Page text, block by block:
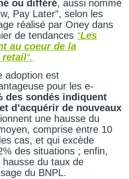
ou différé, aussi nommé
Pay Later”, selon les
réalisé par Oney dans
de tendances “Les
au coeur de la
retail“.
adoption est
pour les e-
des sondés indiquent
d’acquérir de nouveaux
une hausse du
comprise entre 10
cas, et qui excède
des situations ; enfin,
du taux de
du BNPL.